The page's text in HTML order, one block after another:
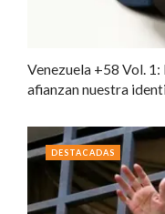
Venezuela +58 Vol. 1:
afianzan nuestra
DESTACADAS